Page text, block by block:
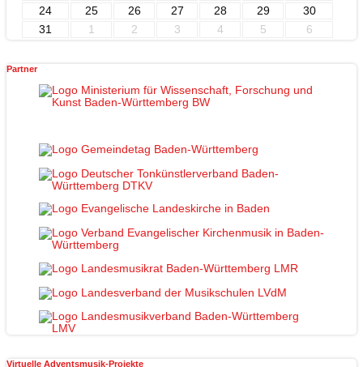
24
25 26 27 28 29
30
31
1 2 3 4 5 6
Partner
Virtuelle Adventsmusik-Projekte